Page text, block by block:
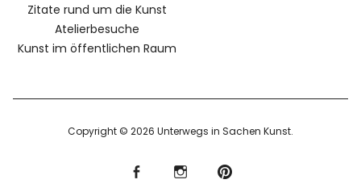
Zitate rund um die Kunst
Atelierbesuche
Kunst im öffentlichen Raum
Copyright © 2026 Unterwegs in Sachen Kunst